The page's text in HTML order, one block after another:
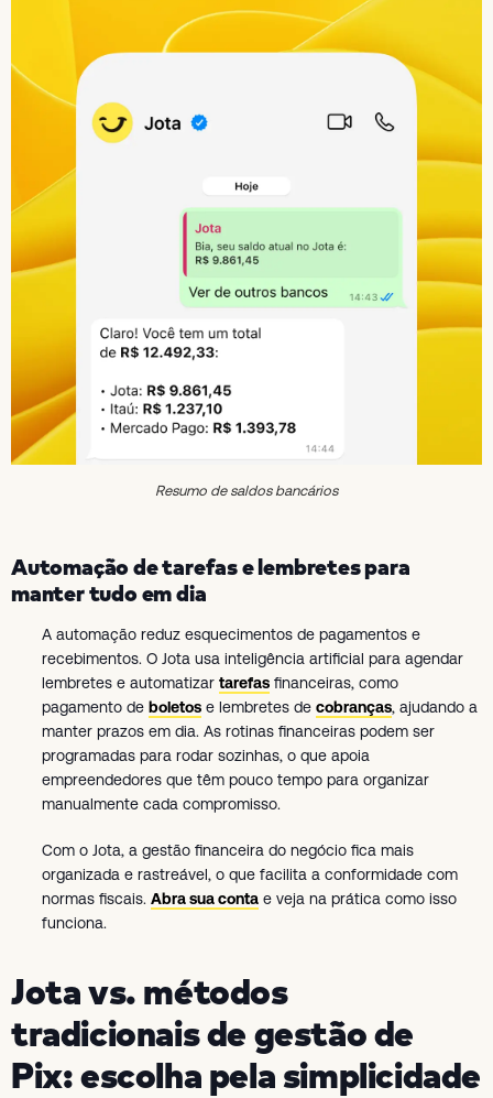
Resumo de saldos bancários
Automação de tarefas e lembretes para
manter tudo em dia
A automação reduz esquecimentos de pagamentos e
recebimentos. O Jota usa inteligência artificial para agendar
lembretes e automatizar tarefas financeiras, como
pagamento de boletos e lembretes de cobranças, ajudando a
manter prazos em dia. As rotinas financeiras podem ser
programadas para rodar sozinhas, o que apoia
empreendedores que têm pouco tempo para organizar
manualmente cada compromisso.
Com o Jota, a gestão financeira do negócio fica mais
organizada e rastreável, o que facilita a conformidade com
normas fiscais. Abra sua conta e veja na prática como isso
funciona.
Jota vs. métodos
tradicionais de gestão de
Pix: escolha pela simplicidade